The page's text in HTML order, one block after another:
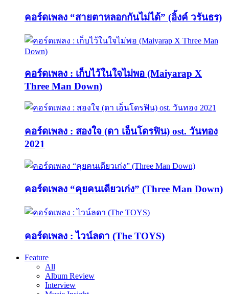
คอร์ดเพลง “สายตาหลอกกันไม่ได้” (อิ้งค์ วรันธร)
คอร์ดเพลง : เก็บไว้ในใจไม่พอ (Maiyarap X
Three Man Down)
คอร์ดเพลง : สองใจ (ดา เอ็นโดรฟิน) ost. วันทอง
2021
คอร์ดเพลง “คุยคนเดียวเก่ง” (Three Man Down)
คอร์ดเพลง : ไวน์ลดา (The TOYS)
Feature
All
Album Review
Interview